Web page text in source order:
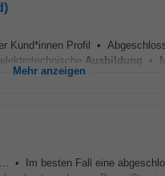
Kund*innen Profil •
Ausbildung •
Mehr anzeigen
• Im besten Fall eine